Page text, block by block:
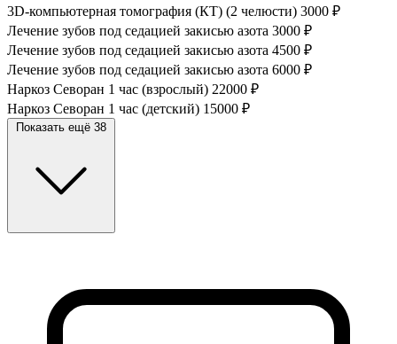
3D-компьютерная томография (КТ) (2 челюсти) 3000 ₽
Лечение зубов под седацией закисью азота 3000 ₽
Лечение зубов под седацией закисью азота 4500 ₽
Лечение зубов под седацией закисью азота 6000 ₽
Наркоз Севоран 1 час (взрослый) 22000 ₽
Наркоз Севоран 1 час (детский) 15000 ₽
Показать ещё 38